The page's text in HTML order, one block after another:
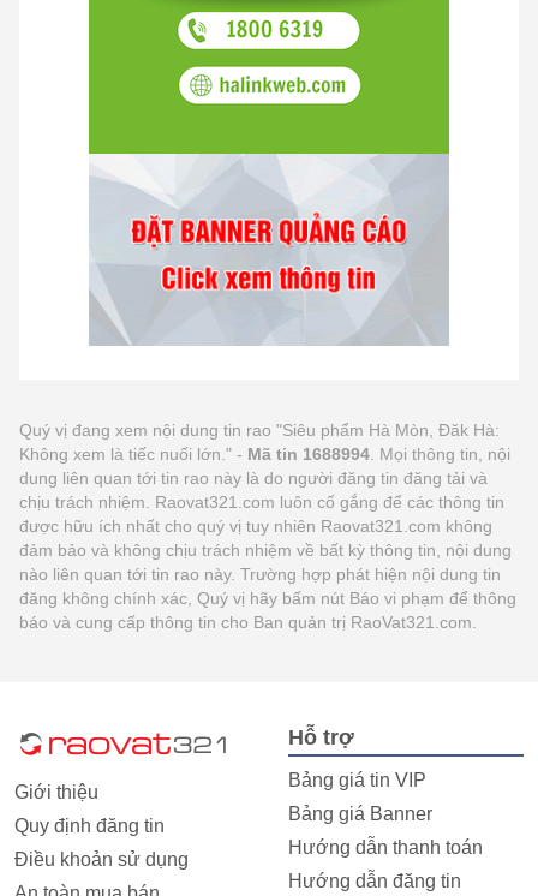
Quý vị đang xem nội dung tin rao "Siêu phẩm Hà Mòn, Đăk Hà:
Không xem là tiếc nuối lớn." - Mã tin 1688994 . Mọi thông tin, nội
dung liên quan tới tin rao này là do người đăng tin đăng tải và
chịu trách nhiệm. Raovat321.com luôn cố gắng để các thông tin
được hữu ích nhất cho quý vị tuy nhiên Raovat321.com không
đảm bảo và không chịu trách nhiệm về bất kỳ thông tin, nội dung
nào liên quan tới tin rao này. Trường hợp phát hiện nội dung tin
đăng không chính xác, Quý vị hãy bấm nút Báo vi phạm để thông
báo và cung cấp thông tin cho Ban quản trị RaoVat321.com.
Giới thiệu
Quy định đăng tin
Điều khoản sử dụng
Hỗ trợ
Bảng giá tin VIP
Bảng giá Banner
Hướng dẫn thanh toán
Hướng dẫn đăng tin